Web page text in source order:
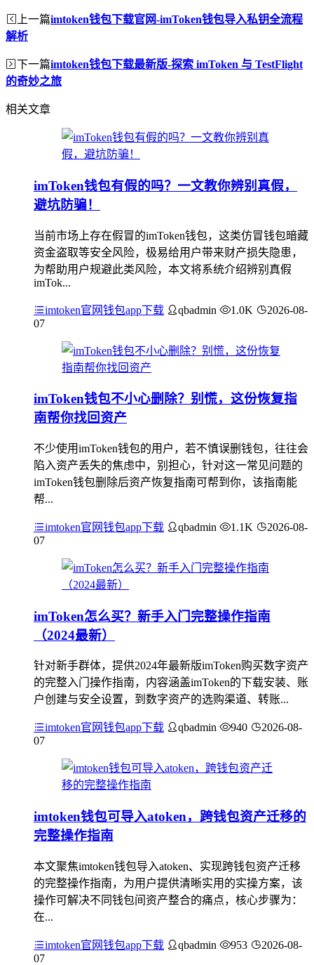
上一篇imtoken钱包下载官网-imToken钱包导入私钥全流程
解析
下一篇imtoken钱包下载最新版-探索 imToken 与 TestFlight
的奇妙之旅
相关文章
imToken钱包有假的吗？一文教你辨别真假，
避坑防骗！
当前市场上存在假冒的imToken钱包，这类仿冒钱包暗藏
资金盗取等安全风险，极易给用户带来财产损失隐患，
为帮助用户规避此类风险，本文将系统介绍辨别真假
imTok...
imtoken官网钱包app下载 qbadmin 1.0K
2026-08-
07
imToken钱包不小心删除？别慌，这份恢复指
南帮你找回资产
不少使用imToken钱包的用户，若不慎误删钱包，往往会
陷入资产丢失的焦虑中，别担心，针对这一常见问题的
imToken钱包删除后资产恢复指南可帮到你，该指南能
帮...
imtoken官网钱包app下载 qbadmin 1.1K
2026-08-
07
imToken怎么买？新手入门完整操作指南
（2024最新）
针对新手群体，提供2024年最新版imToken购买数字资产
的完整入门操作指南，内容涵盖imToken的下载安装、账
户创建与安全设置，到数字资产的选购渠道、转账...
imtoken官网钱包app下载 qbadmin 940
2026-08-
07
imtoken钱包可导入atoken，跨钱包资产迁移的
完整操作指南
本文聚焦imtoken钱包导入atoken、实现跨钱包资产迁移
的完整操作指南，为用户提供清晰实用的实操方案，该
操作可解决不同钱包间资产整合的痛点，核心步骤为：
在...
imtoken官网钱包app下载 qbadmin 953
2026-08-
07